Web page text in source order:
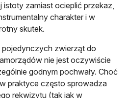
istoty zamiast ocieplić przekaz,
charakter i w
skutek.
zwierząt do
nie jest oczywiście
godnym pochwały. Choć
praktyce często sprowadza
rekwizytu (tak jak w